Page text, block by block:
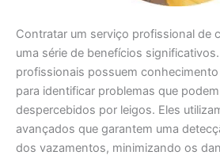
Contratar um serviço profissional de
uma série de benefícios
profissionais possuem
para identificar problemas que
despercebidos por leigos. Eles
avançados que garantem uma
dos vazamentos, minimizando os